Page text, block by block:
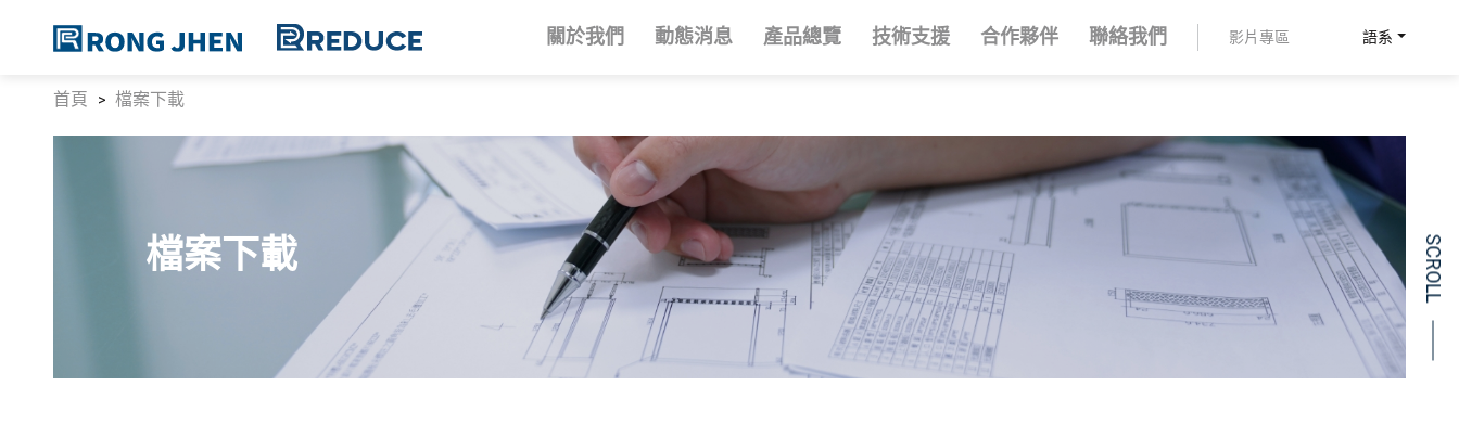
關於我們
品牌核心 發展沿革 經營理念
動態消息 產品總覽
乾燥機 精密過濾機 鈑金設計製造
技術支援 合作夥伴
成功案例 經銷代理
聯絡我們 影片專區 語系
首頁 檔案下載
檔案下載 SCROLL